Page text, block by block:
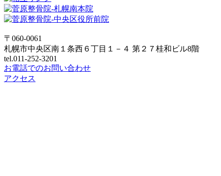
〒060-0061
札幌市中央区南１条西６丁目１－４ 第２７桂和ビル8階
tel.011-252-3201
お電話でのお問い合わせ
アクセス